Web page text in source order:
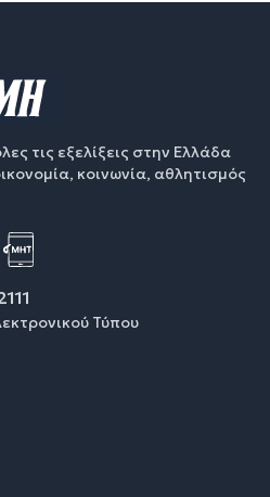
τις εξελίξεις στην Ελλάδα
κοινωνία, αθλητισμός
Τύπου